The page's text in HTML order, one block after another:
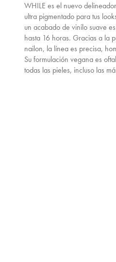
WHILE es el nuevo
ultra pigmentado para tus
un acabado de vinilo suave
hasta 16 horas. Gracias a la
nailon, la línea es precisa,
Su formulación vegana es
todas las pieles, incluso las